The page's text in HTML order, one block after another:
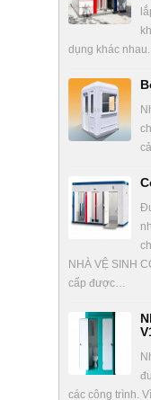
dụng khác
NHÀ VỆ SINH
cấp được…
các công trình.